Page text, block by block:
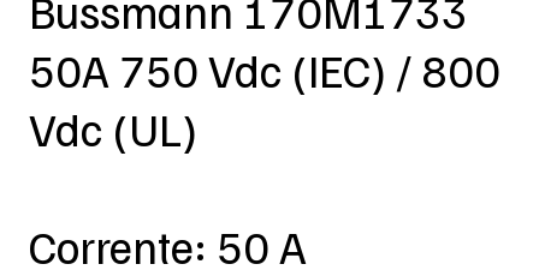
50A 750 Vdc (IEC) / 800
Vdc (UL)
Corrente: 50 A